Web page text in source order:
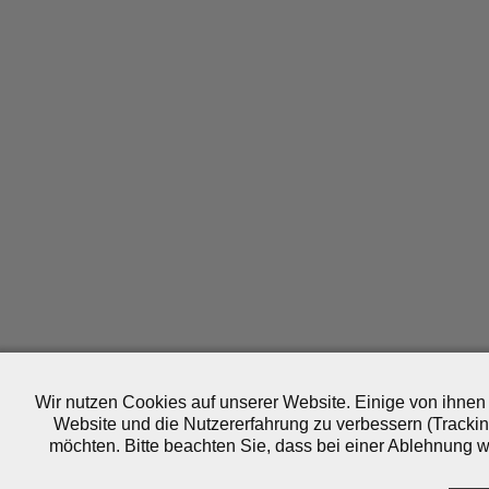
Wir nutzen Cookies auf unserer Website. Einige von
Website und die Nutzererfahrung zu verbessern
möchten. Bitte beachten Sie, dass bei einer Ablehnung